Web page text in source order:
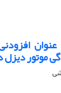
عنوان
موتور